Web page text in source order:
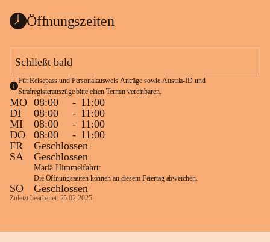
Öffnungszeiten
Schließt bald
Für Reisepass und Personalausweis Anträge sowie Austria-ID und
Strafregisterauszüge bitte einen Termin vereinbaren.
MO 08:00 - 11:00
DI
08:00 - 11:00
MI
08:00 - 11:00
DO
08:00 - 11:00
FR
Geschlossen
SA
Geschlossen
Mariä Himmelfahrt:
Die Öffnungszeiten können an diesem Feiertag abweichen.
SO Geschlossen
Zuletzt bearbeitet: 25.02.2025